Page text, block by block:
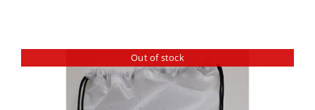
Out of stock